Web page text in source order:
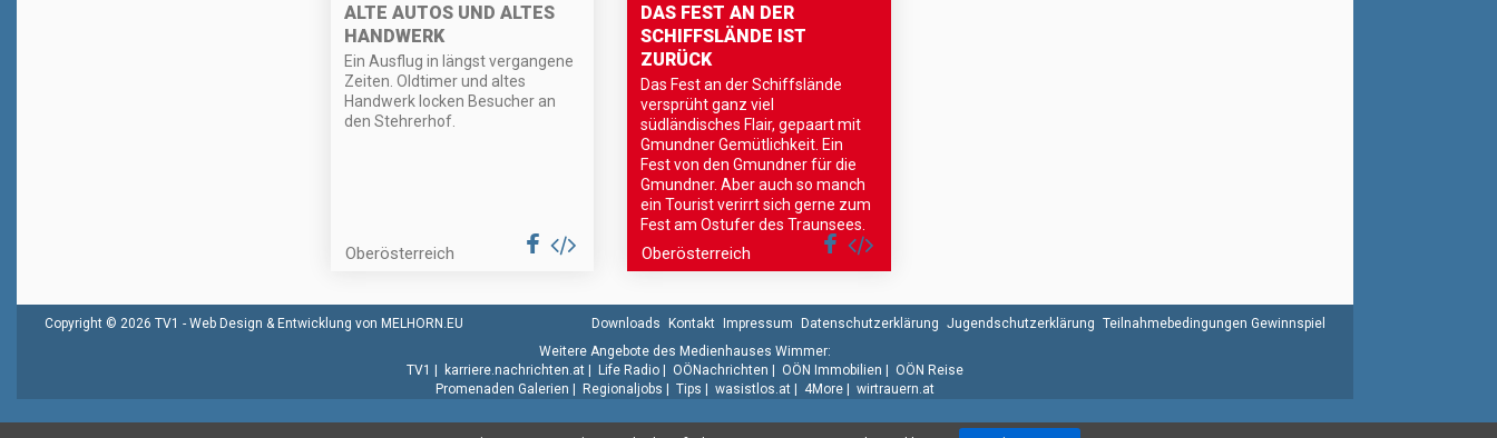
ALTE AUTOS UND ALTES
HANDWERK
Ein Ausflug in längst vergangene
Zeiten. Oldtimer und altes
Handwerk locken Besucher an
den Stehrerhof.
Oberösterreich
DAS FEST AN DER
SCHIFFSLÄNDE IST
ZURÜCK
Das Fest an der Schiffslände
versprüht ganz viel
südländisches Flair, gepaart mit
Gmundner Gemütlichkeit. Ein
Fest von den Gmundner für die
Gmundner. Aber auch so manch
ein Tourist verirrt sich gerne zum
Fest am Ostufer des Traunsees.
Oberösterreich
Copyright © 2026 TV1 - Web Design & Entwicklung von MELHORN.EU Downloads Kontakt Impressum Datenschutzerklärung Jugendschutzerklärung Teilnahmebedingungen Gewinnspiel
Weitere Angebote des Medienhauses Wimmer:
TV1 | karriere.nachrichten.at | Life Radio | OÖNachrichten | OÖN Immobilien | OÖN Reise
Promenaden Galerien | Regionaljobs | Tips | wasistlos.at | 4More | wirtrauern.at